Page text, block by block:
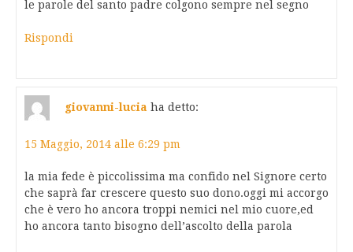
le parole del santo padre colgono sempre nel segno
Rispondi
giovanni-lucia ha detto:
15 Maggio, 2014 alle 6:29 pm
la mia fede è piccolissima ma confido nel Signore certo
che saprà far crescere questo suo dono.oggi mi accorgo
che è vero ho ancora troppi nemici nel mio cuore,ed
ho ancora tanto bisogno dell’ascolto della parola